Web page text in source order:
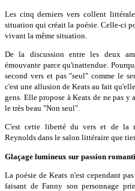
Les cinq derniers vers collent
situation qui créait la poésie. Celle-ci
vivant la même situation.
De la discussion entre les deux
émouvante parce qu'inattendue.
second vers et pas "seul" comme le
c'est une allusion de Keats au fait
gens. Elle propose à Keats de ne pas
le très beau "Non seul".
C'est cette liberté du vers et de la
Reynolds dans le salon littéraire que
Glaçage lumineux sur passion
La poésie de Keats n'est cependant
faisant de Fanny son personnage